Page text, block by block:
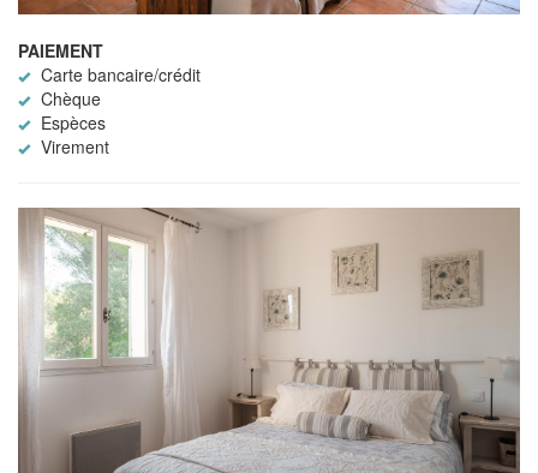
PAIEMENT
Carte bancaire/crédit
Chèque
Espèces
Virement